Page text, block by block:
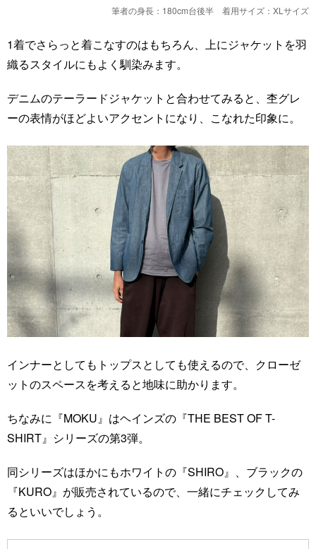
筆者の身長：180cm台後半 着用サイズ：XLサイズ
1着でさらっと着こなすのはもちろん、上にジャケットを羽
織るスタイルにもよく馴染みます。
デニムのテーラードジャケットと合わせてみると、杢グレ
ーの表情がほどよいアクセントになり、こなれた印象に。
インナーとしてもトップスとしても使えるので、クローゼ
ットのスペースを考えると地味に助かります。
ちなみに『MOKU』はヘインズの『THE BEST OF T-
SHIRT』シリーズの第3弾。
同シリーズはほかにもホワイトの『SHIRO』、ブラックの
『KURO』が販売されているので、一緒にチェックしてみ
るといいでしょう。